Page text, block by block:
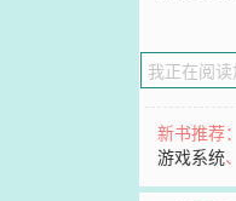
新书推荐
游戏系统、